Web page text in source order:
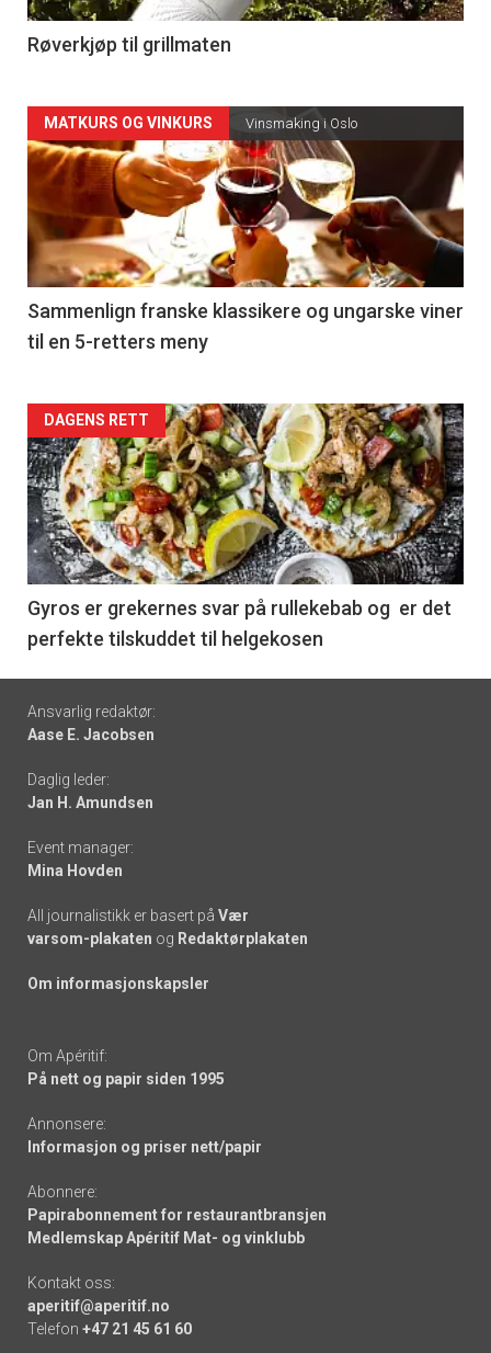
4
Røverkjøp til grillmaten
Forsiden
akkurat
nå
-
5
MATKURS OG VINKURS Vinsmaking i Oslo
Sammenlign franske klassikere og ungarske viner
til en 5-retters meny
Forsiden
akkurat
nå
-
6
DAGENS RETT
Gyros er grekernes svar på rullekebab og er det
perfekte tilskuddet til helgekosen
Footer
-
links
Ansvarlig redaktør:
Aase E. Jacobsen
Daglig leder:
Jan H. Amundsen
Event manager:
Mina Hovden
All journalistikk er basert på Vær
varsom-plakaten og Redaktørplakaten
Om informasjonskapsler
Om Apéritif:
På nett og papir siden 1995
Annonsere:
Informasjon og priser nett/papir
Abonnere:
Papirabonnement for restaurantbransjen
Medlemskap Apéritif Mat- og vinklubb
Kontakt oss:
aperitif@aperitif.no
Telefon +47 21 45 61 60